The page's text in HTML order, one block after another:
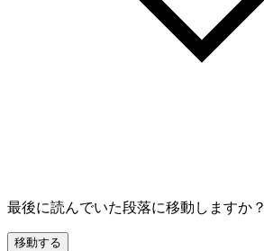
最後に読んでいた段落に移動しますか？
移動する